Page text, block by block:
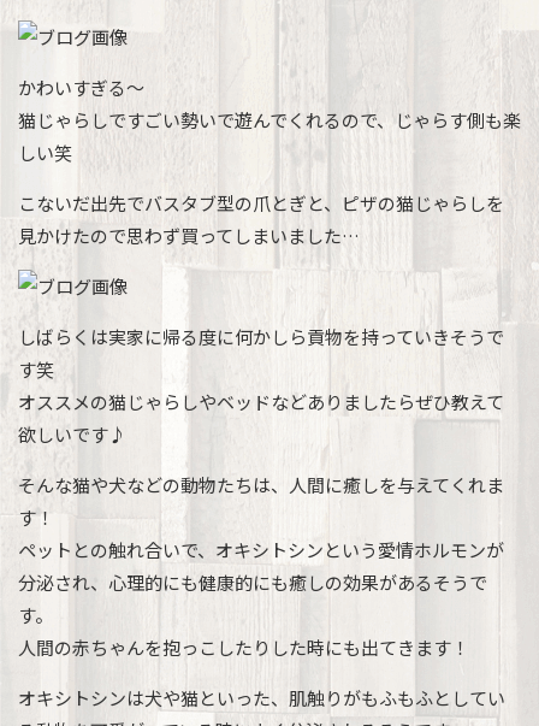
かわいすぎる～
猫じゃらしですごい勢いで遊んでくれるので、じゃらす側も楽
しい笑
こないだ出先でバスタブ型の爪とぎと、ピザの猫じゃらしを
見かけたので思わず買ってしまいました…
しばらくは実家に帰る度に何かしら貢物を持っていきそうで
す笑
オススメの猫じゃらしやベッドなどありましたらぜひ教えて
欲しいです♪
そんな猫や犬などの動物たちは、人間に癒しを与えてくれま
す！
ペットとの触れ合いで、オキシトシンという愛情ホルモンが
分泌され、心理的にも健康的にも癒しの効果があるそうで
す。
人間の赤ちゃんを抱っこしたりした時にも出てきます！
オキシトシンは犬や猫といった、肌触りがもふもふとしてい